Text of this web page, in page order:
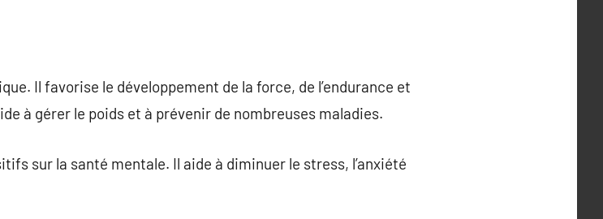
Il favorise le développement de la force, de l’endurance et
à gérer le poids et à prévenir de nombreuses maladies.
sur la santé mentale. Il aide à diminuer le stress, l’anxiété